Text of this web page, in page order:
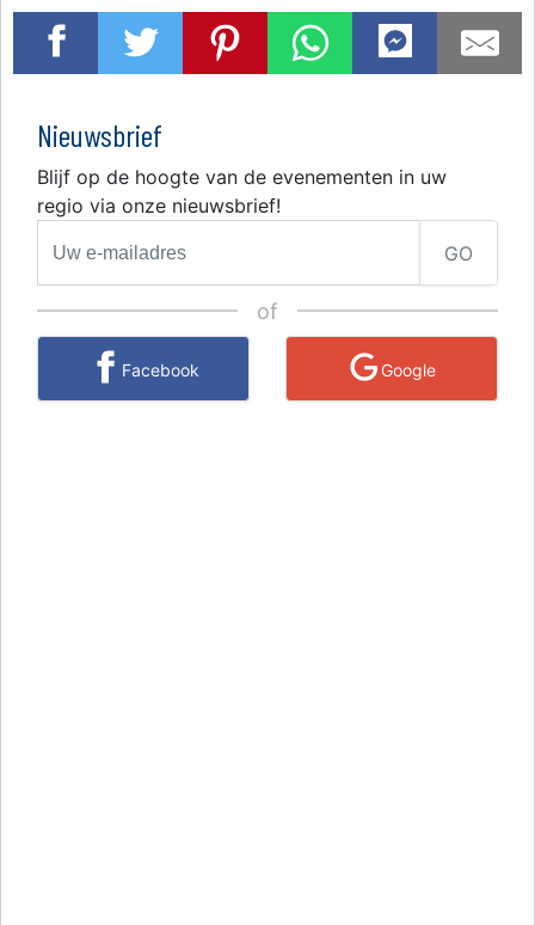
Nieuwsbrief
Blijf op de hoogte van de evenementen in uw
regio via onze nieuwsbrief!
GO
of
Facebook Google